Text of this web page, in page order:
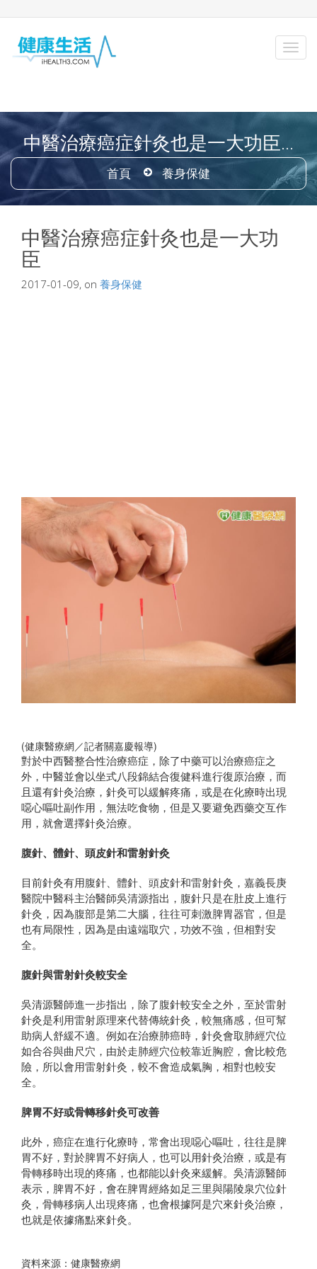
中醫治療癌症針灸也是一大功臣...
首頁 養身保健
中醫治療癌症針灸也是一大功
臣
2017-01-09, on 養身保健
(健康醫療網／記者關嘉慶報導)
對於中西醫整合性治療癌症，除了中藥可以治療癌症之
外，中醫並會以坐式八段錦結合復健科進行復原治療，而
且還有針灸治療，針灸可以緩解疼痛，或是在化療時出現
噁心嘔吐副作用，無法吃食物，但是又要避免西藥交互作
用，就會選擇針灸治療。
腹針、體針、頭皮針和雷射針灸
目前針灸有用腹針、體針、頭皮針和雷射針灸，嘉義長庚
醫院中醫科主治醫師吳清源指出，腹針只是在肚皮上進行
針灸，因為腹部是第二大腦，往往可刺激脾胃器官，但是
也有局限性，因為是由遠端取穴，功效不強，但相對安
全。
腹針與雷射針灸較安全
吳清源醫師進一步指出，除了腹針較安全之外，至於雷射
針灸是利用雷射原理來代替傳統針灸，較無痛感，但可幫
助病人舒緩不適。例如在治療肺癌時，針灸會取肺經穴位
如合谷與曲尺穴，由於走肺經穴位較靠近胸腔，會比較危
險，所以會用雷射針灸，較不會造成氣胸，相對也較安
全。
脾胃不好或骨轉移針灸可改善
此外，癌症在進行化療時，常會出現噁心嘔吐，往往是脾
胃不好，對於脾胃不好病人，也可以用針灸治療，或是有
骨轉移時出現的疼痛，也都能以針灸來緩解。吳清源醫師
表示，脾胃不好，會在脾胃經絡如足三里與陽陵泉穴位針
灸，骨轉移病人出現疼痛，也會根據阿是穴來針灸治療，
也就是依據痛點來針灸。
資料來源：健康醫療網